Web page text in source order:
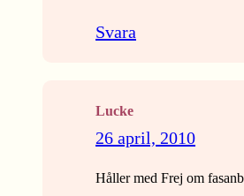
Svara
Lucke
26 april, 2010
Håller med Frej om